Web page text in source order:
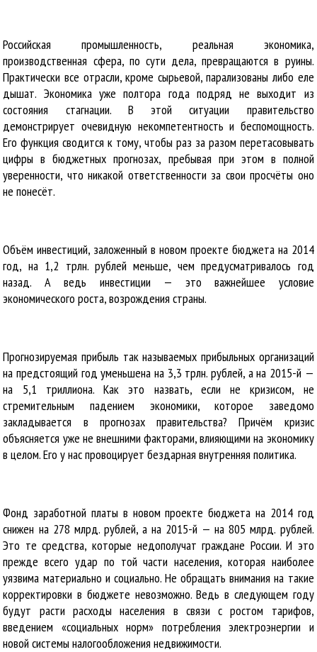
Российская промышленность, реальная экономика,
производственная сфера, по сути дела, превращаются в руины.
Практически все отрасли, кроме сырьевой, парализованы либо еле
дышат. Экономика уже полтора года подряд не выходит из
состояния стагнации. В этой ситуации правительство
демонстрирует очевидную некомпетентность и беспомощность.
Его функция сводится к тому, чтобы раз за разом перетасовывать
цифры в бюджетных прогнозах, пребывая при этом в полной
уверенности, что никакой ответственности за свои просчёты оно
не понесёт.
Объём инвестиций, заложенный в новом проекте бюджета на 2014
год, на 1,2 трлн. рублей меньше, чем предусматривалось год
назад. А ведь инвестиции — это важнейшее условие
экономического роста, возрождения страны.
Прогнозируемая прибыль так называемых прибыльных организаций
на предстоящий год уменьшена на 3,3 трлн. рублей, а на 2015-й —
на 5,1 триллиона. Как это назвать, если не кризисом, не
стремительным падением экономики, которое заведомо
закладывается в прогнозах правительства? Причём кризис
объясняется уже не внешними факторами, влияющими на экономику
в целом. Его у нас провоцирует бездарная внутренняя политика.
Фонд заработной платы в новом проекте бюджета на 2014 год
снижен на 278 млрд. рублей, а на 2015-й — на 805 млрд. рублей.
Это те средства, которые недополучат граждане России. И это
прежде всего удар по той части населения, которая наиболее
уязвима материально и социально. Не обращать внимания на такие
корректировки в бюджете невозможно. Ведь в следующем году
будут расти расходы населения в связи с ростом тарифов,
введением «социальных норм» потребления электроэнергии и
новой системы налогообложения недвижимости.